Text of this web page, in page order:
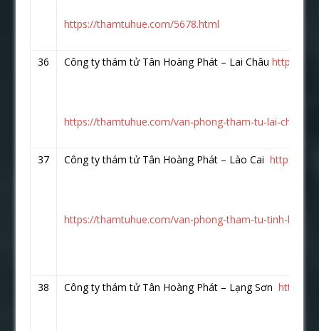
https://thamtuhue.com/5678.html
36 Công ty thám tử Tân Hoàng Phát – Lai Châuhttps://
https://thamtuhue.com/van-phong-tham-tu-lai-
37 Công ty thám tử Tân Hoàng Phát – Lào Caihttps://
https://thamtuhue.com/van-phong-tham-tu-tinh-lao-
38 Công ty thám tử Tân Hoàng Phát – Lạng Sơnhttps://